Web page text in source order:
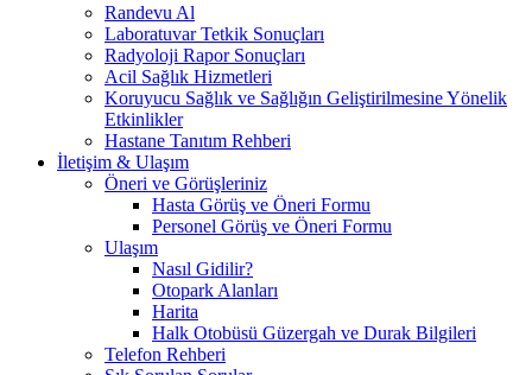
Randevu Al
Laboratuvar Tetkik Sonuçları
Radyoloji Rapor Sonuçları
Acil Sağlık Hizmetleri
Koruyucu Sağlık ve Sağlığın Geliştirilmesine Yönelik
Etkinlikler
Hastane Tanıtım Rehberi
İletişim & Ulaşım
Öneri ve Görüşleriniz
Hasta Görüş ve Öneri Formu
Personel Görüş ve Öneri Formu
Ulaşım
Nasıl Gidilir?
Otopark Alanları
Harita
Halk Otobüsü Güzergah ve Durak Bilgileri
Telefon Rehberi